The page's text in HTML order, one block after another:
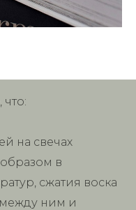
на свечах
в
сжатия воска
ним и